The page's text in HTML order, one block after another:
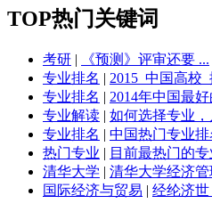
TOP热门关键词
考研 |
《预测》评审还要 ...
专业排名 | 2015_中国高校_
专业排名 | 2014年中国最好
专业解读 | 如何选择专业，
专业排名 | 中国热门专业排
热门专业 | 目前最热门的专
清华大学 | 清华大学经济管
国际经济与贸易 | 经纶济世